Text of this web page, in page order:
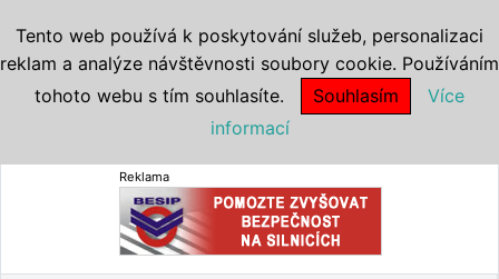
Reklama
Tento web používá k poskytování služeb, personalizaci
reklam a analýze návštěvnosti soubory cookie. Používáním
tohoto webu s tím souhlasíte.
Souhlasím
Více
informací